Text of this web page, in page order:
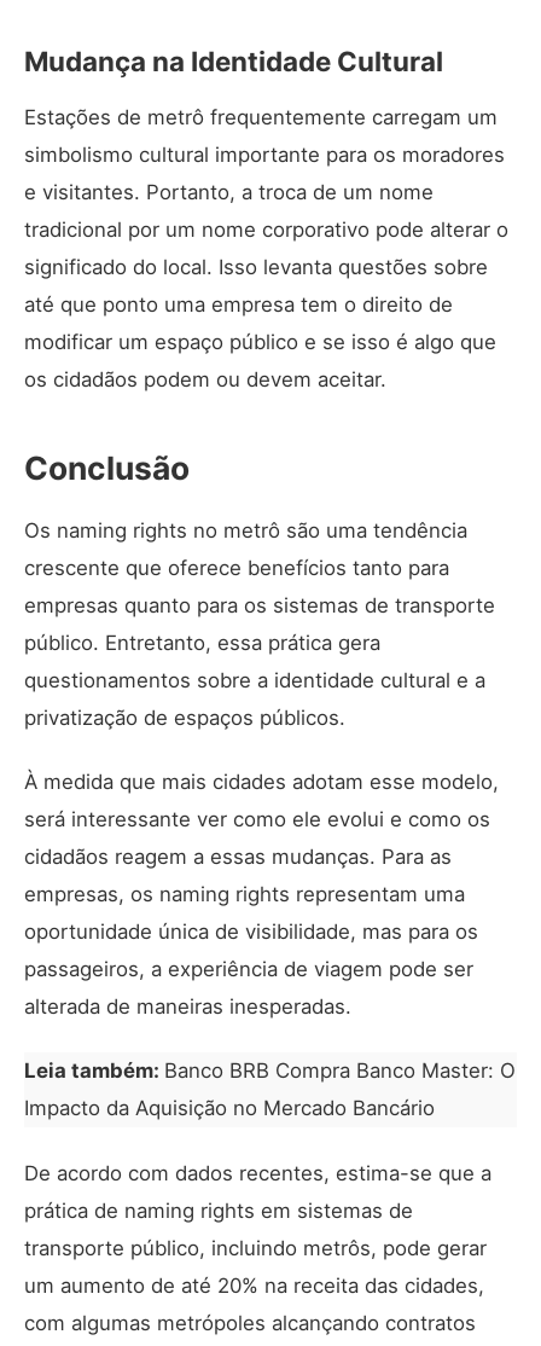
Mudança na Identidade Cultural
Estações de metrô frequentemente carregam um
simbolismo cultural importante para os moradores
e visitantes. Portanto, a troca de um nome
tradicional por um nome corporativo pode alterar o
significado do local. Isso levanta questões sobre
até que ponto uma empresa tem o direito de
modificar um espaço público e se isso é algo que
os cidadãos podem ou devem aceitar.
Conclusão
Os naming rights no metrô são uma tendência
crescente que oferece benefícios tanto para
empresas quanto para os sistemas de transporte
público. Entretanto, essa prática gera
questionamentos sobre a identidade cultural e a
privatização de espaços públicos.
À medida que mais cidades adotam esse modelo,
será interessante ver como ele evolui e como os
cidadãos reagem a essas mudanças. Para as
empresas, os naming rights representam uma
oportunidade única de visibilidade, mas para os
passageiros, a experiência de viagem pode ser
alterada de maneiras inesperadas.
Leia também: Banco BRB Compra Banco Master: O
Impacto da Aquisição no Mercado Bancário
De acordo com dados recentes, estima-se que a
prática de naming rights em sistemas de
transporte público, incluindo metrôs, pode gerar
um aumento de até 20% na receita das cidades,
com algumas metrópoles alcançando contratos